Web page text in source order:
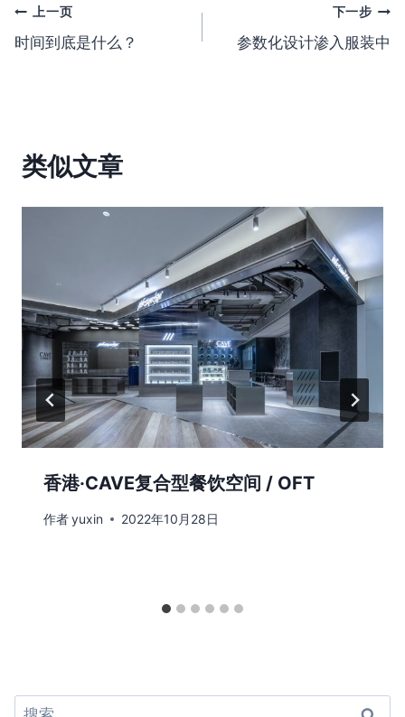
文
章
上一页
时间到底是什么？
下一步
参数化设计渗入服装中
类似文章
香港·CAVE复合型餐饮空间 / OFT
作者yuxin 2022年10月28日
搜